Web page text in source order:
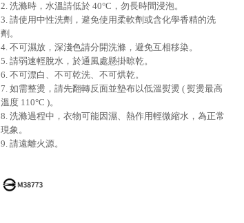
2. 洗滌時，水溫請低於 40°C，勿長時間浸泡。
3. 請使用中性洗劑，避免使用柔軟劑或含化學香精的洗
劑。
4. 不可濕放，深淺色請分開洗滌，避免互相移染。
5. 請弱速輕脫水，於通風處懸掛晾乾。
6. 不可漂白、不可乾洗、不可烘乾。
7. 如需整燙，請先翻轉反面並墊布以低溫熨燙 ( 熨燙最高
溫度 110°C )。
8. 洗滌過程中，衣物可能因濕、熱作用輕微縮水，為正常
現象。
9. 請遠離火源。